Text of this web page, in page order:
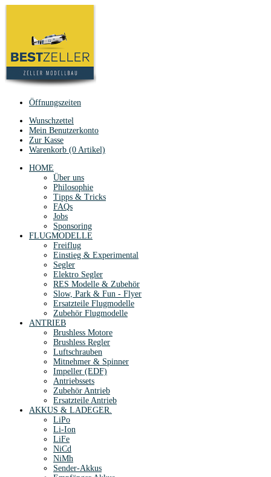
Öffnungszeiten
Wunschzettel
Mein Benutzerkonto
Zur Kasse
Warenkorb (0 Artikel)
HOME
Über uns
Philosophie
Tipps & Tricks
FAQs
Jobs
Sponsoring
FLUGMODELLE
Freiflug
Einstieg & Experimental
Segler
Elektro Segler
RES Modelle & Zubehör
Slow, Park & Fun - Flyer
Ersatzteile Flugmodelle
Zubehör Flugmodelle
ANTRIEB
Brushless Motore
Brushless Regler
Luftschrauben
Mitnehmer & Spinner
Impeller (EDF)
Antriebssets
Zubehör Antrieb
Ersatzteile Antrieb
AKKUS & LADEGER.
LiPo
Li-Ion
LiFe
NiCd
NiMh
Sender-Akkus